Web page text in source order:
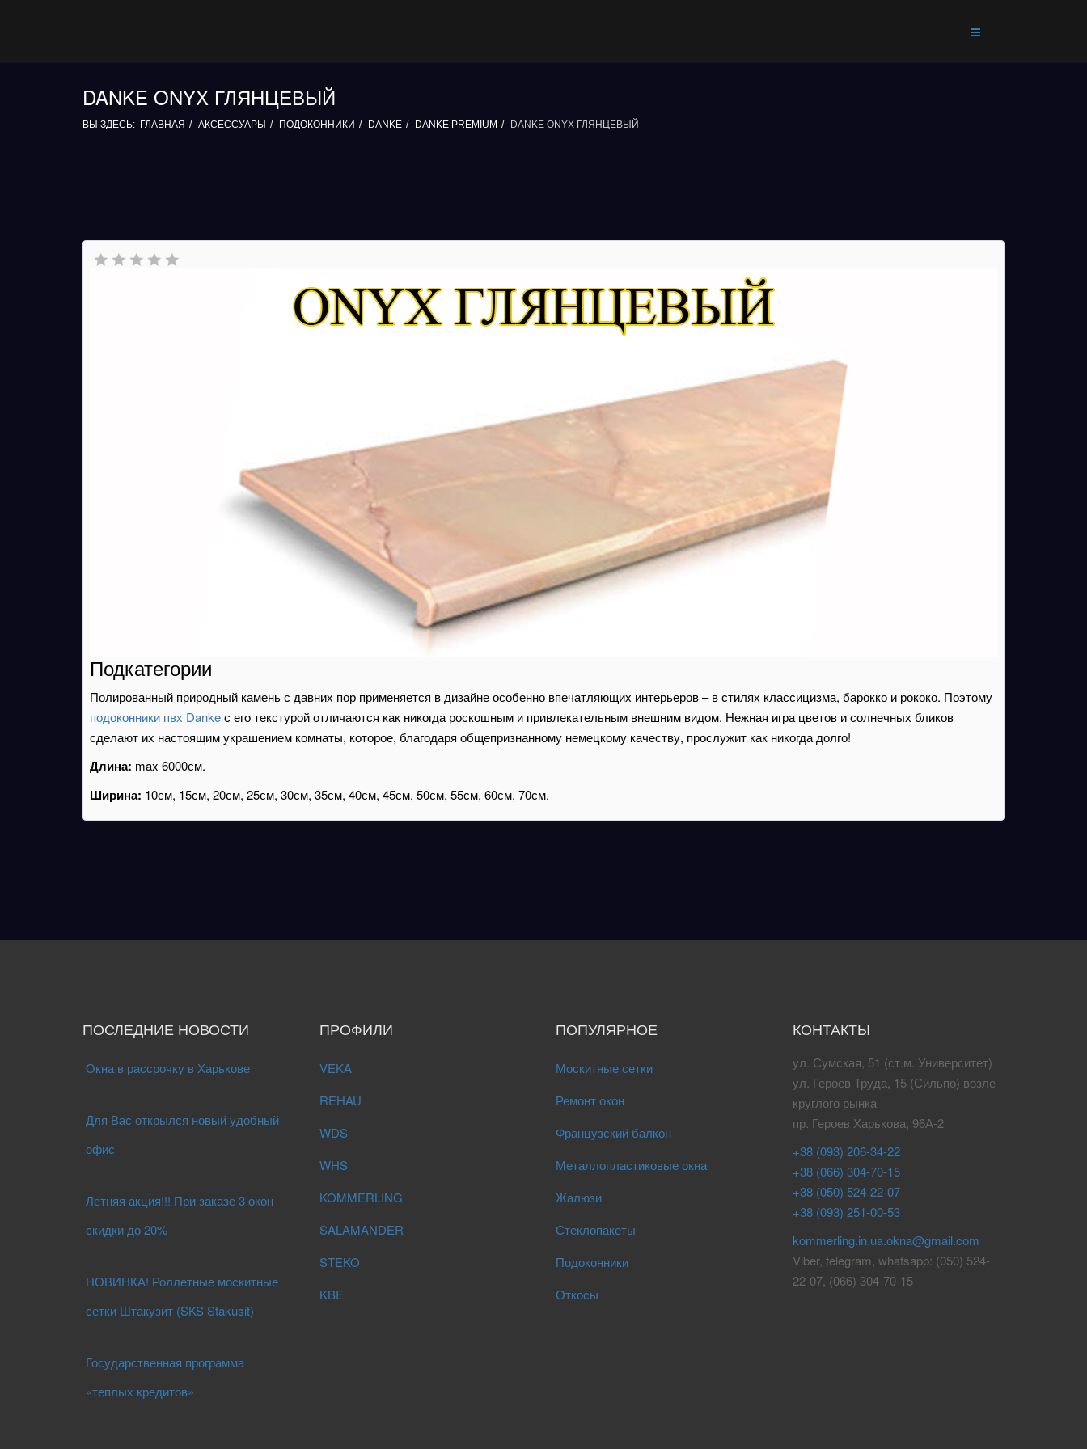
DANKE ONYX ГЛЯНЦЕВЫЙ
ВЫ ЗДЕСЬ: ГЛАВНАЯ АКСЕССУАРЫ ПОДОКОННИКИ DANKE DANKE PREMIUM DANKE ONYX ГЛЯНЦЕВЫЙ
Подкатегории
Полированный природный камень с давних пор применяется в дизайне особенно впечатляющих интерьеров – в стилях классицизма, барокко и рококо. Поэтому
подоконники пвх Dankeс его текстурой отличаются как никогда роскошным и привлекательным внешним видом. Нежная игра цветов и солнечных бликов
сделают их настоящим украшением комнаты, которое, благодаря общепризнанному немецкому качеству, прослужит как никогда долго!
Длина: max 6000см.
Ширина: 10см, 15см, 20см, 25см, 30см, 35см, 40см, 45см, 50см, 55см, 60см, 70см.
ПОСЛЕДНИЕ НОВОСТИ
Окна в рассрочку в Харькове
Для Вас открылся новый удобный
офис
Летняя акция!!! При заказе 3 окон
скидки до 20%
НОВИНКА! Роллетные москитные
сетки Штакузит (SKS Stakusit)
Государственная программа
«теплых кредитов»
ПРОФИЛИ
VEKA
REHAU
WDS
WHS
KOMMERLING
SALAMANDER
STEKO
KBE
ПОПУЛЯРНОЕ
Москитные сетки
Ремонт окон
Французский балкон
Металлопластиковые окна
Жалюзи
Стеклопакеты
Подоконники
Откосы
КОНТАКТЫ
ул. Сумская, 51 (ст.м. Университет)
ул. Героев Труда, 15 (Сильпо) возле
круглого рынка
пр. Героев Харькова, 96А-2
+38 (093) 206-34-22
+38 (066) 304-70-15
+38 (050) 524-22-07
+38 (093) 251-00-53
kommerling.in.ua.okna@gmail.com
Viber, telegram, whatsapp: (050) 524-
22-07, (066) 304-70-15